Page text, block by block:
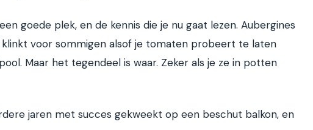
goede plek, en de kennis die je nu gaat lezen. Aubergines
klinkt voor sommigen alsof je tomaten probeert te laten
Maar het tegendeel is waar. Zeker als je ze in potten
jaren met succes gekweekt op een beschut balkon, en